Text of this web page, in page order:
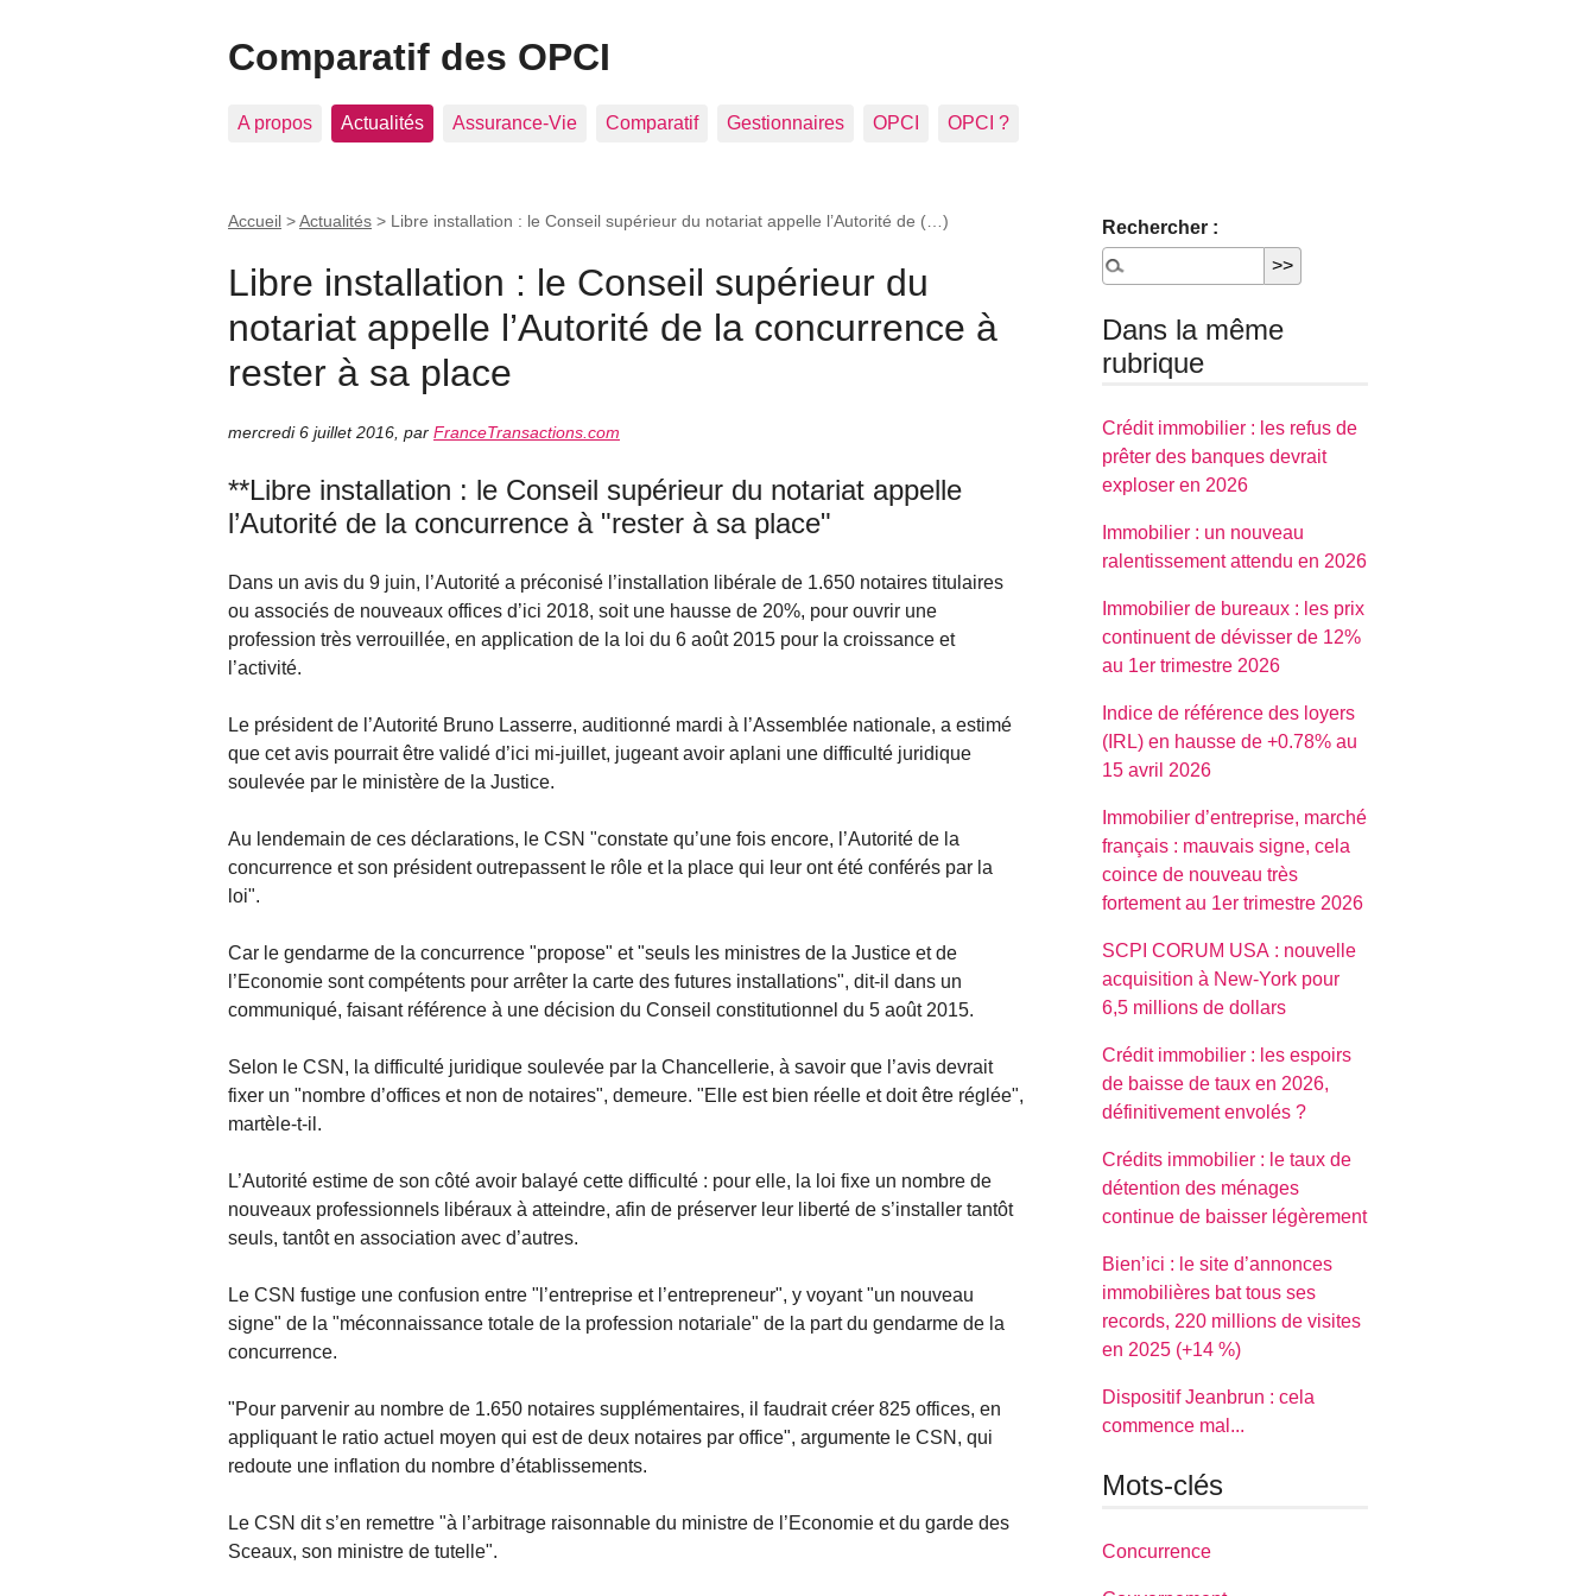
Comparatif des OPCI
A propos Actualités Assurance-Vie Comparatif Gestionnaires OPCI OPCI ?
Accueil >Actualités > Libre installation : le Conseil supérieur du notariat appelle l’Autorité de (…)
Libre installation : le Conseil supérieur du
notariat appelle l’Autorité de la concurrence à
rester à sa place
mercredi 6 juillet 2016 par FranceTransactions.com
**Libre installation : le Conseil supérieur du notariat appelle
l’Autorité de la concurrence à "rester à sa place"
Dans un avis du 9 juin, l’Autorité a préconisé l’installation libérale de 1.650 notaires titulaires
ou associés de nouveaux offices d’ici 2018, soit une hausse de 20%, pour ouvrir une
profession très verrouillée, en application de la loi du 6 août 2015 pour la croissance et
l’activité.
Le président de l’Autorité Bruno Lasserre, auditionné mardi à l’Assemblée nationale, a estimé
que cet avis pourrait être validé d’ici mi-juillet, jugeant avoir aplani une difficulté juridique
soulevée par le ministère de la Justice.
Au lendemain de ces déclarations, le CSN "constate qu’une fois encore, l’Autorité de la
concurrence et son président outrepassent le rôle et la place qui leur ont été conférés par la
loi".
Car le gendarme de la concurrence "propose" et "seuls les ministres de la Justice et de
l’Economie sont compétents pour arrêter la carte des futures installations", dit-il dans un
communiqué, faisant référence à une décision du Conseil constitutionnel du 5 août 2015.
Selon le CSN, la difficulté juridique soulevée par la Chancellerie, à savoir que l’avis devrait
fixer un "nombre d’offices et non de notaires", demeure. "Elle est bien réelle et doit être réglée",
martèle-t-il.
L’Autorité estime de son côté avoir balayé cette difficulté : pour elle, la loi fixe un nombre de
nouveaux professionnels libéraux à atteindre, afin de préserver leur liberté de s’installer tantôt
seuls, tantôt en association avec d’autres.
Le CSN fustige une confusion entre "l’entreprise et l’entrepreneur", y voyant "un nouveau
signe" de la "méconnaissance totale de la profession notariale" de la part du gendarme de la
concurrence.
"Pour parvenir au nombre de 1.650 notaires supplémentaires, il faudrait créer 825 offices, en
appliquant le ratio actuel moyen qui est de deux notaires par office", argumente le CSN, qui
redoute une inflation du nombre d’établissements.
Le CSN dit s’en remettre "à l’arbitrage raisonnable du ministre de l’Economie et du garde des
Sceaux, son ministre de tutelle".
Rechercher :
Dans la même
rubrique
Crédit immobilier : les refus de
prêter des banques devrait
exploser en 2026
Immobilier : un nouveau
ralentissement attendu en 2026
Immobilier de bureaux : les prix
continuent de dévisser de 12%
au 1er trimestre 2026
Indice de référence des loyers
(IRL) en hausse de +0.78% au
15 avril 2026
Immobilier d’entreprise, marché
français : mauvais signe, cela
coince de nouveau très
fortement au 1er trimestre 2026
SCPI CORUM USA : nouvelle
acquisition à New-York pour
6,5 millions de dollars
Crédit immobilier : les espoirs
de baisse de taux en 2026,
définitivement envolés ?
Crédits immobilier : le taux de
détention des ménages
continue de baisser légèrement
Bien’ici : le site d’annonces
immobilières bat tous ses
records, 220 millions de visites
en 2025 (+14 %)
Dispositif Jeanbrun : cela
commence mal...
Mots-clés
Concurrence